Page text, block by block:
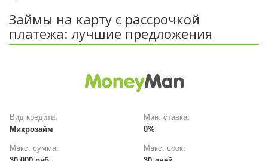
Займы на карту с рассрочкой
платежа: лучшие предложения
Вид кредита:
Микрозайм
Мин. ставка:
0%
Макс. сумма:
Макс. срок: